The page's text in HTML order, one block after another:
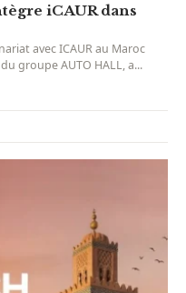
iCAUR dans
avec ICAUR au Maroc
groupe AUTO HALL, a...